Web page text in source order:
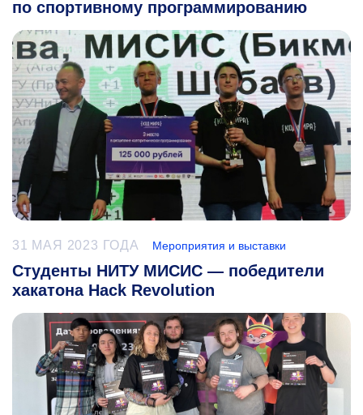
по спортивному программированию
31 МАЯ 2023 ГОДА Мероприятия и выставки
Студенты НИТУ МИСИС — победители
хакатона Hack Revolution